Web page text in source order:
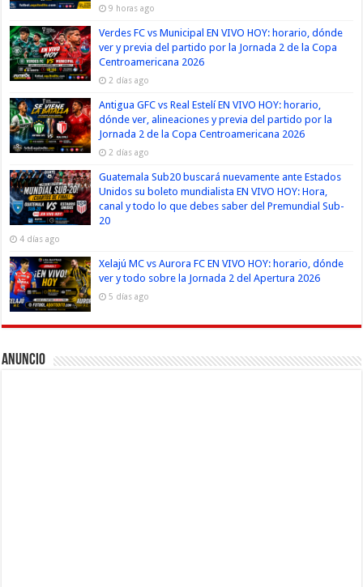
9 horas ago
Verdes FC vs Municipal EN VIVO HOY: horario, dónde
ver y previa del partido por la Jornada 2 de la Copa
Centroamericana 2026
2 días ago
Antigua GFC vs Real Estelí EN VIVO HOY: horario,
dónde ver, alineaciones y previa del partido por la
Jornada 2 de la Copa Centroamericana 2026
2 días ago
Guatemala Sub20 buscará nuevamente ante Estados
Unidos su boleto mundialista EN VIVO HOY: Hora,
canal y todo lo que debes saber del Premundial Sub-
20
4 días ago
Xelajú MC vs Aurora FC EN VIVO HOY: horario, dónde
ver y todo sobre la Jornada 2 del Apertura 2026
5 días ago
Anuncio